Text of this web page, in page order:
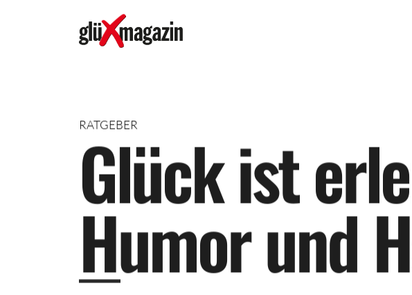
RATGEBER
Glückisterle
HumorundH